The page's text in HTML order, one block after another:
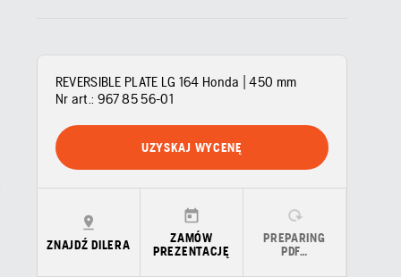
REVERSIBLE PLATE LG 164 Honda | 450 mm
Nr art.: 967 85 56‑01
UZYSKAJ WYCENĘ
ZNAJDŹ DILERA
ZAMÓW
PREZENTACJĘ
PREPARING
PDF…